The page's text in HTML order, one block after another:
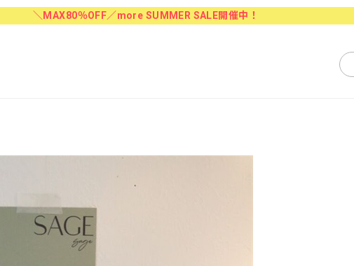
＼MAX80％OFF／more SUMMER SALE開催中！